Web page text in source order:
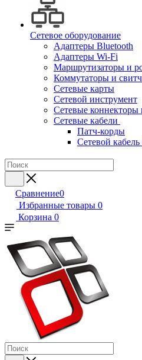
Сетевое оборудование
Адаптеры Bluetooth
Адаптеры Wi-Fi
Маршрутизаторы и
Коммутаторы и
Сетевые карты
Сетевой инструмент
Сетевые коннекторы
Сетевые кабели
Патч-корды
Сетевой
Сравнение0
Избранные товары 0
Корзина 0